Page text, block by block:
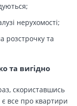
нерухомості;
розстрочку та
та вигідно
скориставшись
все про квартири